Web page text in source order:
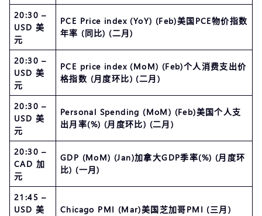
20:30 –
USD 美
元
PCE Price index (YoY) (Feb)美国PCE物价指数
年率 (同比) (二月)
20:30 –
USD 美
元
PCE price index (MoM) (Feb)个人消费支出价
格指数 (月度环比) (二月)
20:30 –
USD 美
元
Personal Spending (MoM) (Feb)美国个人支
出月率(%) (月度环比) (二月)
20:30 –
CAD 加
元
GDP (MoM) (Jan)加拿大GDP季率(%) (月度环
比) (一月)
21:45 –
USD 美
Chicago PMI (Mar)美国芝加哥PMI (三月)